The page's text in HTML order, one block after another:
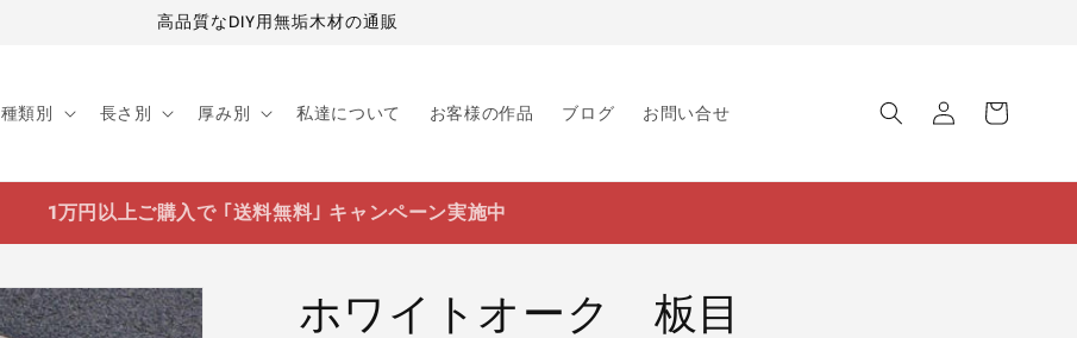
高品質なDIY用無垢木材の通販
種類別 長さ別 厚み別 私達について お客様の作品 ブログ お問い合せ
グ
イ
ー
1万円以上ご購入で ｢送料無料｣ キャンペーン実施中
ホワイトオーク 板目